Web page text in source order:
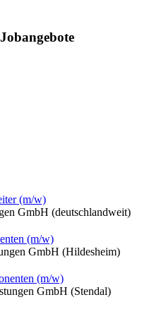
(m/w)
GmbH (deutschlandweit)
(m/w)
GmbH (Hildesheim)
(m/w)
GmbH (Stendal)